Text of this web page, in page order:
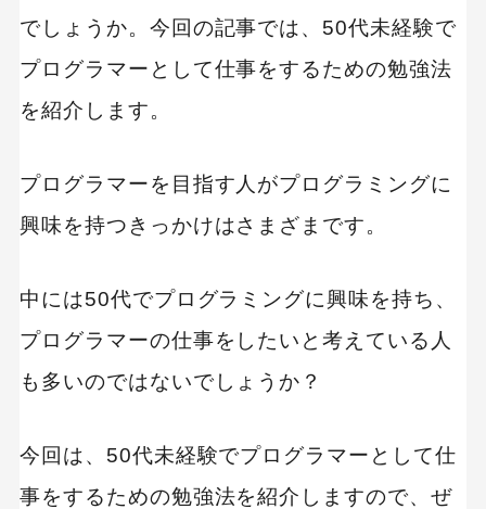
でしょうか。今回の記事では、50代未経験で
プログラマーとして仕事をするための勉強法
を紹介します。
プログラマーを目指す人がプログラミングに
興味を持つきっかけはさまざまです。
中には50代でプログラミングに興味を持ち、
プログラマーの仕事をしたいと考えている人
も多いのではないでしょうか？
今回は、50代未経験でプログラマーとして仕
事をするための勉強法を紹介しますので、ぜ